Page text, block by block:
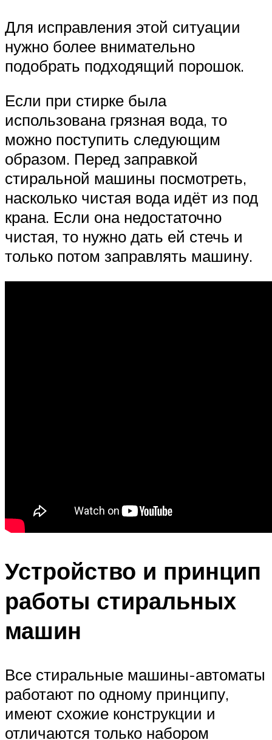
Для исправления этой ситуации
нужно более внимательно
подобрать подходящий порошок.
Если при стирке была
использована грязная вода, то
можно поступить следующим
образом. Перед заправкой
стиральной машины посмотреть,
насколько чистая вода идёт из под
крана. Если она недостаточно
чистая, то нужно дать ей стечь и
только потом заправлять машину.
Устройство и принцип
работы стиральных
машин
Все стиральные машины-автоматы
работают по одному принципу,
имеют схожие конструкции и
отличаются только набором